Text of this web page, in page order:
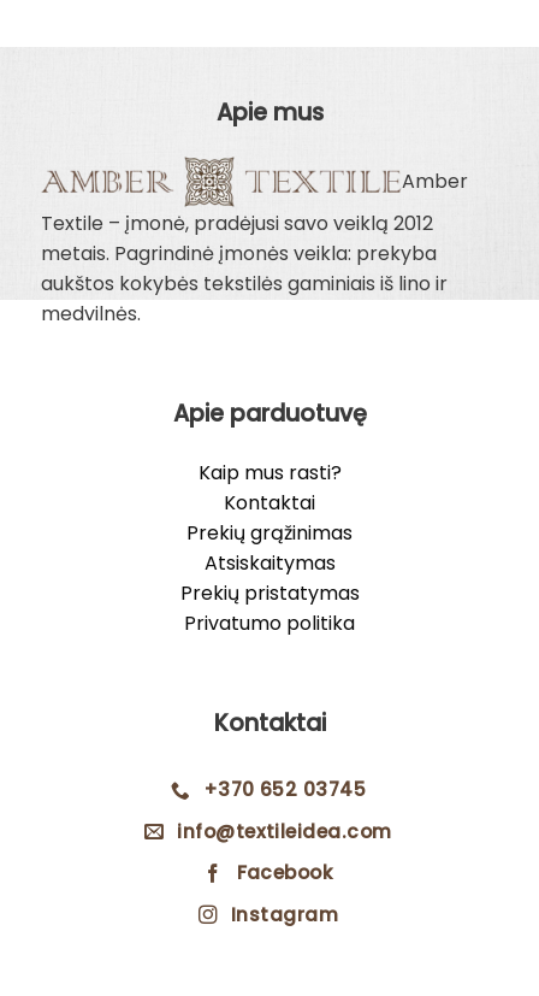
Apie mus
Amber
Textile – įmonė, pradėjusi savo veiklą 2012
metais. Pagrindinė įmonės veikla: prekyba
aukštos kokybės tekstilės gaminiais iš lino ir
medvilnės.
Apie parduotuvę
Kaip mus rasti?
Kontaktai
Prekių grąžinimas
Atsiskaitymas
Prekių pristatymas
Privatumo politika
Kontaktai
+370 652 03745
info@textileidea.com
Facebook
Instagram